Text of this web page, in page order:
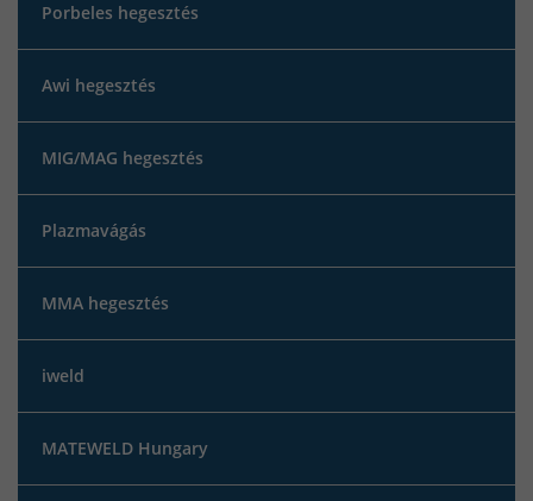
Porbeles hegesztés
Awi hegesztés
MIG/MAG hegesztés
Plazmavágás
MMA hegesztés
iweld
MATEWELD Hungary